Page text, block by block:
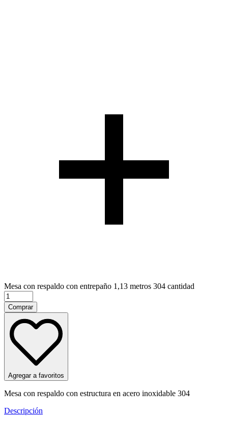
Mesa con respaldo con entrepaño 1,13 metros 304 cantidad
Comprar
Agregar a favoritos
Mesa con respaldo con estructura en acero inoxidable 304
Descripción